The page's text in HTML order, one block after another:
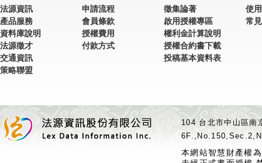
法源資訊
產品服務
資料庫說明
法源徵才
交通資訊
策略聯盟
申請流程
會員條款
授權費用
付款方式
徵集論著
啟用授權專區
權利金計算說明
授權合約書下載
投稿基本資料表
使
常
104 台北市中山區
本網站智慧財產權